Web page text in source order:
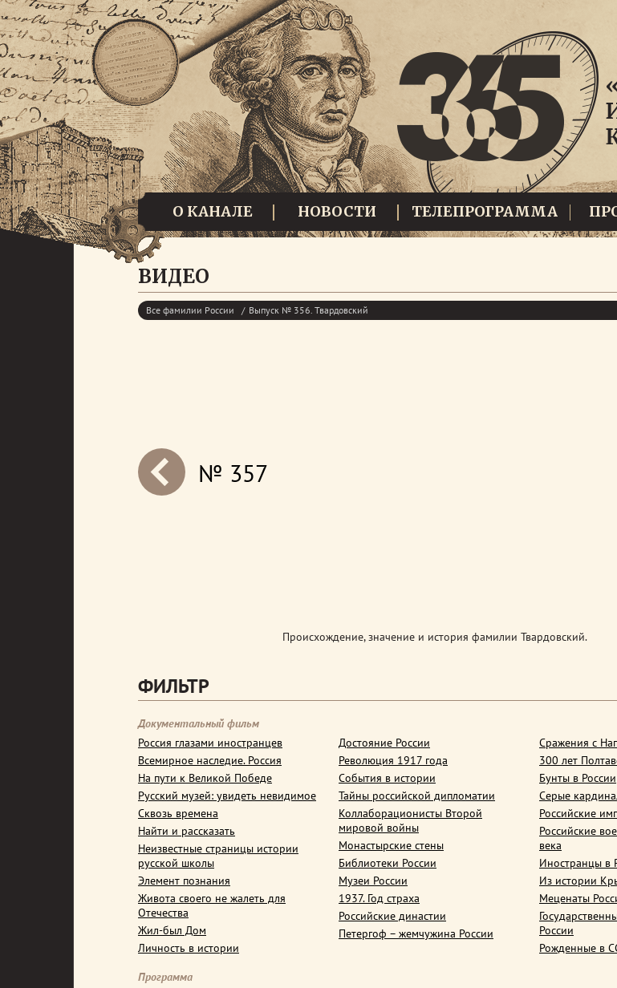
О КАНАЛЕ НОВОСТИ ТЕЛЕПРОГРАММА
ВИДЕО
Все фамилии России Выпуск № 356. Твардовский
next№ 357
Происхождение, значение и история фамилии Твардовский.
ФИЛЬТР
Документальный фильм
Россия глазами иностранцев
Всемирное наследие. Россия
На пути к Великой Победе
Русский музей: увидеть невидимое
Сквозь времена
Найти и рассказать
Неизвестные страницы истории
русской школы
Элемент познания
Живота своего не жалеть для
Отечества
Жил-был Дом
Личность в истории
Достояние России
Революция 1917 года
События в истории
Тайны российской дипломатии
Коллаборационисты Второй
мировой войны
Монастырские стены
Библиотеки России
Музеи России
1937. Год страха
Российские династии
Петергоф – жемчужина России
Сражения с
300 лет
Бунты в России
Серые
Российские
Российские
века
Иностранцы в
Из истории
Меценаты
России
Рожденные в
Программа